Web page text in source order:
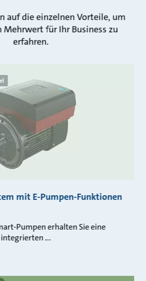
auf die einzelnen Vorteile, um
Mehrwert für Ihr Business zu
erfahren.
mit E-Pumpen-Funktionen
Pumpen erhalten Sie eine